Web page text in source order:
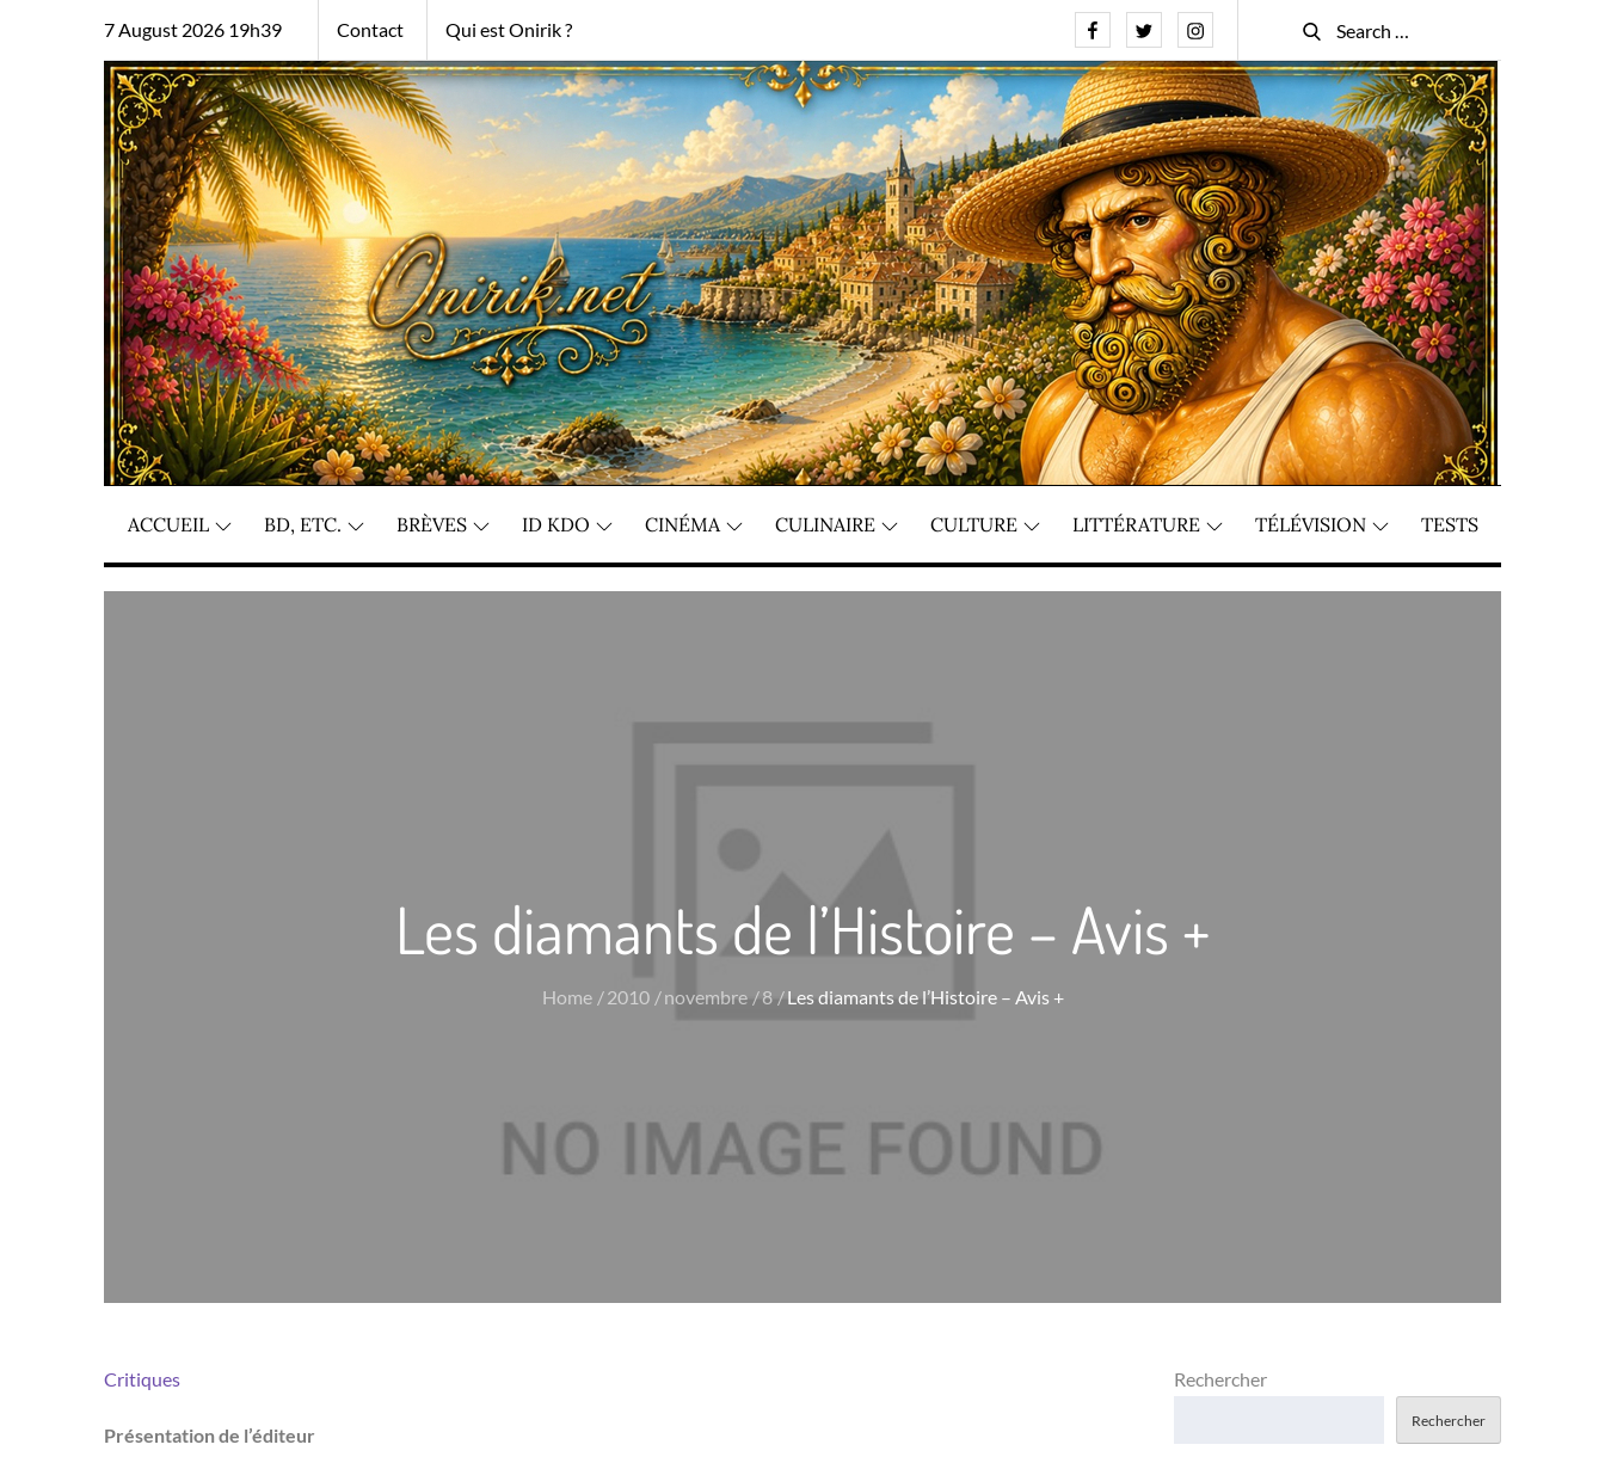
7 August 2026 19h39 Contact Qui est Onirik ? FacebookTwitterInstagram
Search
for:
Search
ACCUEIL BD, ETC. BRÈVES ID KDO CINÉMA CULINAIRE CULTURE LITTÉRATURE TÉLÉVISION TESTS
Les diamants de l’Histoire – Avis +
Home 2010 novembre 8 Les diamants de l’Histoire – Avis +
Critiques
Présentation de l’éditeur
Rechercher
Rechercher